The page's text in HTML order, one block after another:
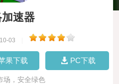
加速器
03
果下载 PC下载
场，安全绿色